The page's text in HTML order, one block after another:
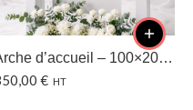
Arche d’accueil – 100×200 CM
€ HT